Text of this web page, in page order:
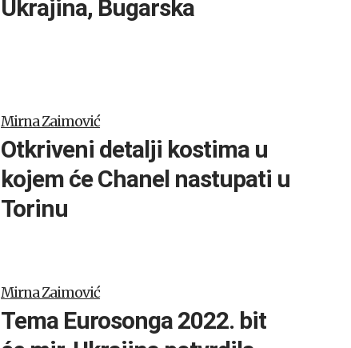
Ukrajina, Bugarska
Mirna Zaimović
Otkriveni detalji kostima u
kojem će Chanel nastupati u
Torinu
Mirna Zaimović
Tema Eurosonga 2022. bit